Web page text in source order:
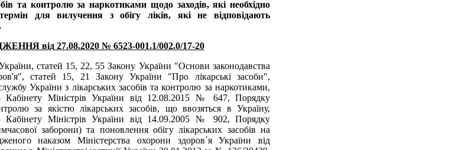
та контролю за наркотиками щодо заходів, які необхідно
для вилучення з обігу ліків, які не відповідають
від 27.08.2020 № 6523-001.1/002.0/17-20
статей 15, 22, 55 Закону України "Основи законодавства
статей 15, 21 Закону України "Про лікарські засоби",
України з лікарських засобів та контролю за наркотиками,
Кабінету Міністрів України від 12.08.2015 № 647, Порядку
за якістю лікарських засобів, що ввозяться в Україну,
Кабінету Міністрів України від 14.09.2005 № 902, Порядку
заборони) та поновлення обігу лікарських засобів на
наказом Міністерства охорони здоров´я України від